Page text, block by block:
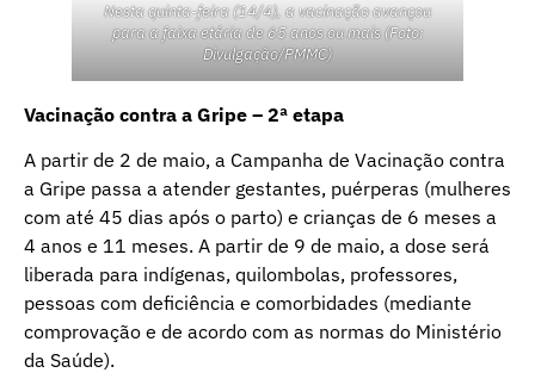
Nesta quinta-feira (14/4), a vacinação avançou
para a faixa etária de 65 anos ou mais (Foto:
Divulgação/PMMC)
Vacinação contra a Gripe – 2ª etapa
A partir de 2 de maio, a Campanha de Vacinação contra
a Gripe passa a atender gestantes, puérperas (mulheres
com até 45 dias após o parto) e crianças de 6 meses a
4 anos e 11 meses. A partir de 9 de maio, a dose será
liberada para indígenas, quilombolas, professores,
pessoas com deficiência e comorbidades (mediante
comprovação e de acordo com as normas do Ministério
da Saúde).